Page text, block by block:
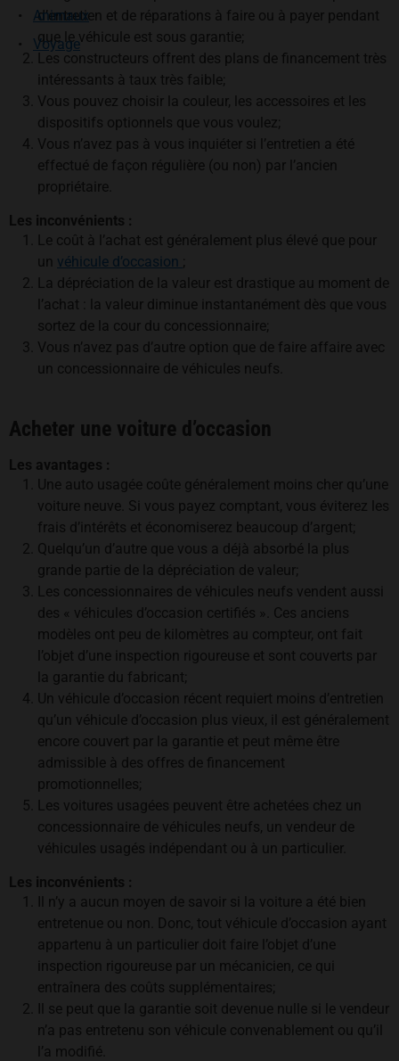
Animaux
Voyage
d’entretien et de réparations à faire ou à payer pendant
que le véhicule est sous garantie;
Les constructeurs offrent des plans de financement très
intéressants à taux très faible;
Vous pouvez choisir la couleur, les accessoires et les
dispositifs optionnels que vous voulez;
Vous n’avez pas à vous inquiéter si l’entretien a été
effectué de façon régulière (ou non) par l’ancien
propriétaire.
Les inconvénients :
Le coût à l’achat est généralement plus élevé que pour
un véhicule d’occasion ;
La dépréciation de la valeur est drastique au moment de
l’achat : la valeur diminue instantanément dès que vous
sortez de la cour du concessionnaire;
Vous n’avez pas d’autre option que de faire affaire avec
un concessionnaire de véhicules neufs.
Acheter une voiture d’occasion
Les avantages :
Une auto usagée coûte généralement moins cher qu’une
voiture neuve. Si vous payez comptant, vous éviterez les
frais d’intérêts et économiserez beaucoup d’argent;
Quelqu’un d’autre que vous a déjà absorbé la plus
grande partie de la dépréciation de valeur;
Les concessionnaires de véhicules neufs vendent aussi
des « véhicules d’occasion certifiés ». Ces anciens
modèles ont peu de kilomètres au compteur, ont fait
l’objet d’une inspection rigoureuse et sont couverts par
la garantie du fabricant;
Un véhicule d’occasion récent requiert moins d’entretien
qu’un véhicule d’occasion plus vieux, il est généralement
encore couvert par la garantie et peut même être
admissible à des offres de financement
promotionnelles;
Les voitures usagées peuvent être achetées chez un
concessionnaire de véhicules neufs, un vendeur de
véhicules usagés indépendant ou à un particulier.
Les inconvénients :
Il n’y a aucun moyen de savoir si la voiture a été bien
entretenue ou non. Donc, tout véhicule d’occasion ayant
appartenu à un particulier doit faire l’objet d’une
inspection rigoureuse par un mécanicien, ce qui
entraînera des coûts supplémentaires;
Il se peut que la garantie soit devenue nulle si le vendeur
n’a pas entretenu son véhicule convenablement ou qu’il
l’a modifié.